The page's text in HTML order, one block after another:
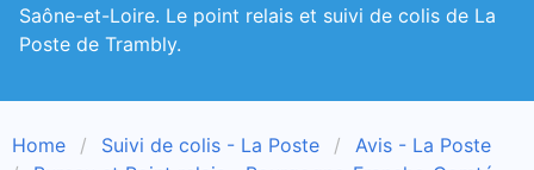
Saône-et-Loire. Le point relais et suivi de colis de La
Poste de Trambly.
Home Suivi de colis - La Poste
Avis - La Poste